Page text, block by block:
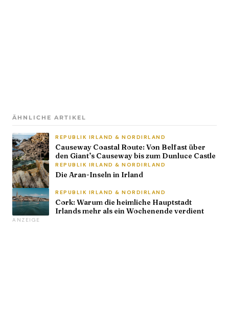
ÄHNLICHE ARTIKEL
REPUBLIK IRLAND & NORDIRLAND
Causeway Coastal Route: Von Belfast über
den Giant’s Causeway bis zum Dunluce Castle
REPUBLIK IRLAND & NORDIRLAND
Die Aran-Inseln in Irland
REPUBLIK IRLAND & NORDIRLAND
Cork: Warum die heimliche Hauptstadt
Irlands mehr als ein Wochenende verdient
ANZEIGE